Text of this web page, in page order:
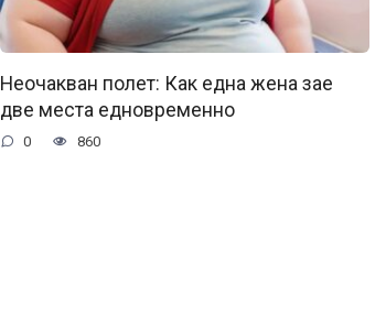
Неочакван полет: Как една жена зае
две места едновременно
0 860